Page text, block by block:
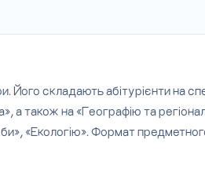
Його складають абітурієнти на
а також на «Географію та
«Екологію». Формат